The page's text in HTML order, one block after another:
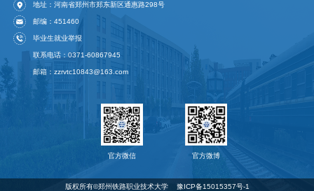
地址：河南省郑州市郑东新区通惠路298号
邮编：451460
毕业生就业举报
联系电话：0371-60867945
邮箱：zzrvtc10843@163.com
官方微信 官方微博
版权所有©️郑州铁路职业技术大学 豫ICP备15015357号-1